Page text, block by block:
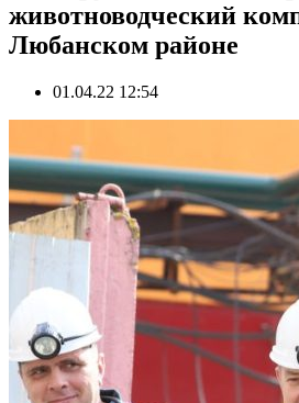
животноводческий
Любанском районе
01.04.22 12:54